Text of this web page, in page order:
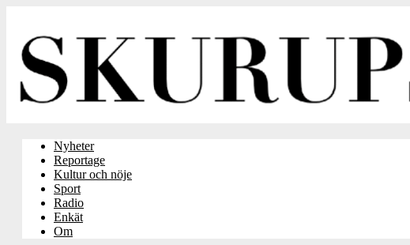
Nyheter
Reportage
Kultur och nöje
Sport
Radio
Enkät
Om